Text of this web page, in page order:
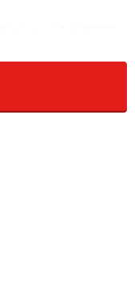
ころもあります。